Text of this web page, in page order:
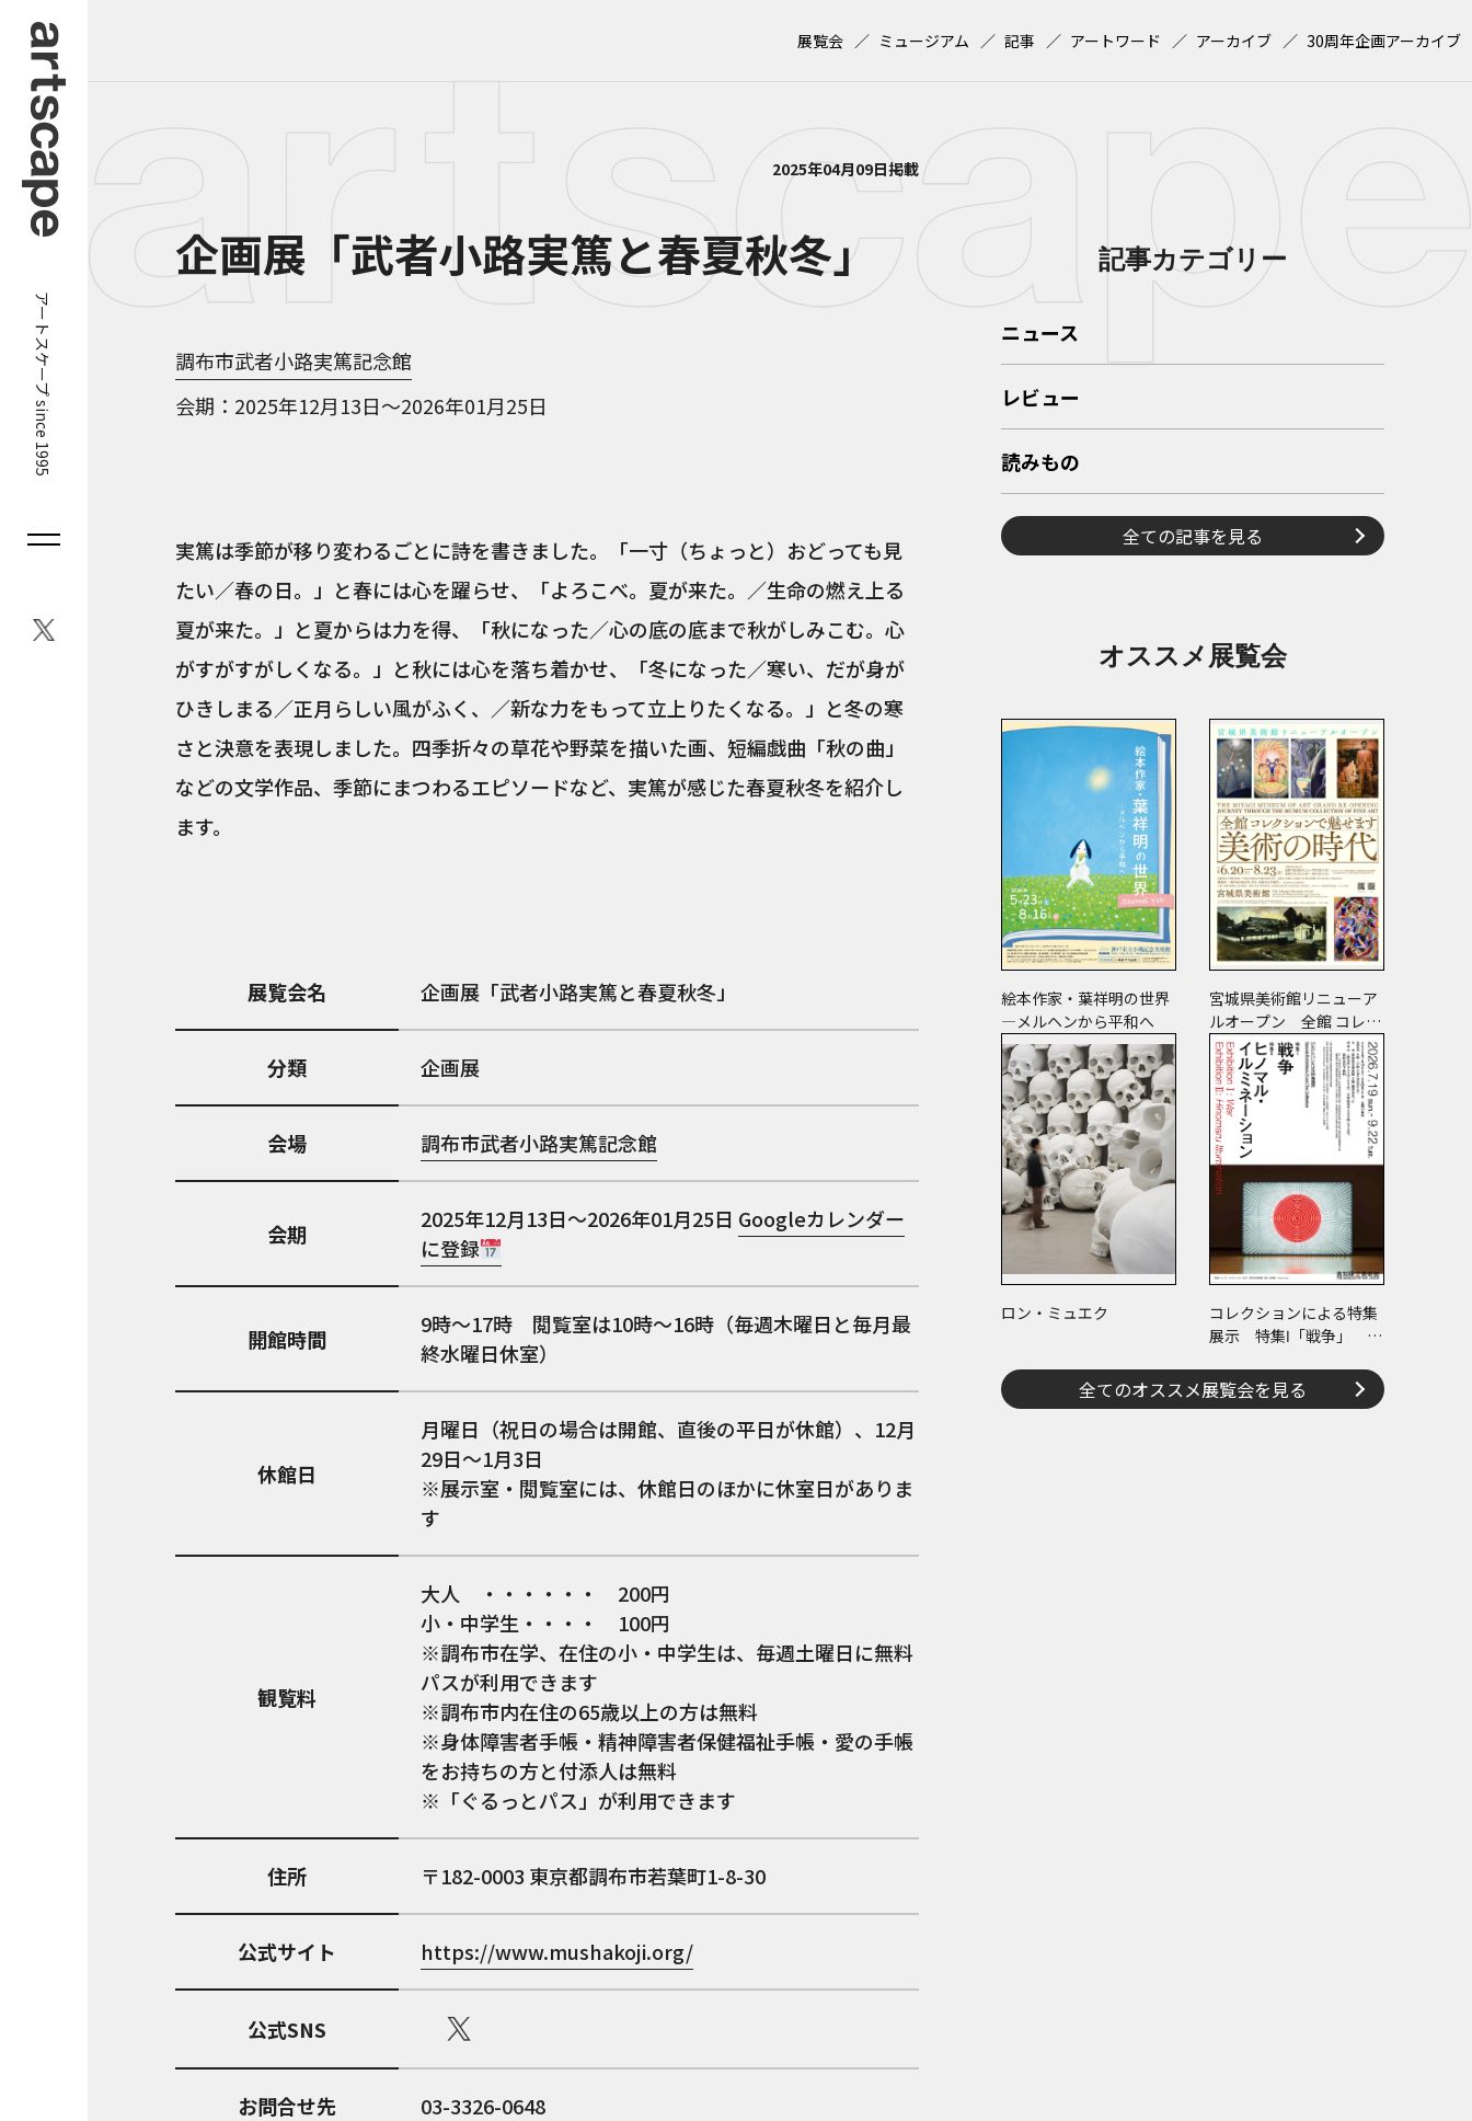
アートスケープ since 1995
展覧会 ミュージアム 記事 アートワード アーカイブ 30周年企画アーカイブ
2025年04月09日掲載
企画展「武者小路実篤と春夏秋冬」
調布市武者小路実篤記念館
会期
2025年12月13日～2026年01月25日
実篤は季節が移り変わるごとに詩を書きました。「一寸（ちょっと）おどっても見
たい／春の日。」と春には心を躍らせ、「よろこべ。夏が来た。／生命の燃え上る
夏が来た。」と夏からは力を得、「秋になった／心の底の底まで秋がしみこむ。心
がすがすがしくなる。」と秋には心を落ち着かせ、「冬になった／寒い、だが身が
ひきしまる／正月らしい風がふく、／新な力をもって立上りたくなる。」と冬の寒
さと決意を表現しました。四季折々の草花や野菜を描いた画、短編戯曲「秋の曲」
などの文学作品、季節にまつわるエピソードなど、実篤が感じた春夏秋冬を紹介し
ます。
展覧会名 企画展「武者小路実篤と春夏秋冬」
分類 企画展
会場 調布市武者小路実篤記念館
会期
2025年12月13日～2026年01月25日 Googleカレンダー
に登録
開館時間
9時〜17時 閲覧室は10時～16時（毎週木曜日と毎月最
終水曜日休室）
休館日
月曜日（祝日の場合は開館、直後の平日が休館）、12月
29日〜1月3日
※展示室・閲覧室には、休館日のほかに休室日がありま
す
観覧料
大人 ・・・・・・ 200円
小・中学生・・・・ 100円
※調布市在学、在住の小・中学生は、毎週土曜日に無料
パスが利用できます
※調布市内在住の65歳以上の方は無料
※身体障害者手帳・精神障害者保健福祉手帳・愛の手帳
をお持ちの方と付添人は無料
※「ぐるっとパス」が利用できます
住所 182-0003 東京都調布市若葉町1-8-30
公式サイト https://www.mushakoji.org/
公式SNS
お問合せ先 03-3326-0648
記事カテゴリー
ニュース
レビュー
読みもの
全ての記事を見る
オススメ展覧会
絵本作家・葉祥明の世界
―メルヘンから平和へ
宮城県美術館リニューア
ルオープン 全館 コレク
ションで魅せます 美術
の時代
ロン・ミュエク
コレクションによる特集
展示 特集Ⅰ「戦争」 特
ネーション」
全てのオススメ展覧会を見る